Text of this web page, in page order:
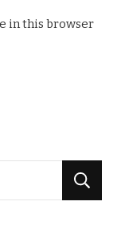
in this browser